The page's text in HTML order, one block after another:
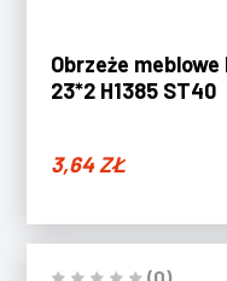
Obrzeże
23*2 H1385 ST40
3,64ZŁ